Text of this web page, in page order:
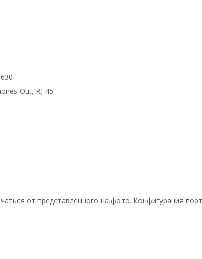
Out, RJ-45
от представленного на фото. Конфигурация